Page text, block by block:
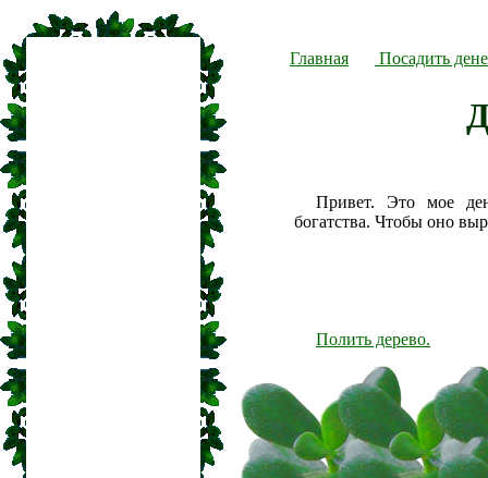
Главная Посадить
Привет. Это мое
богатства. Чтобы оно
Полить дерево.